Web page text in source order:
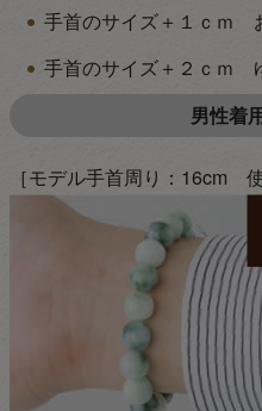
手首のサイズ＋１ｃｍ
手首のサイズ＋２ｃｍ
男性着
［モデル手首周り：16cm